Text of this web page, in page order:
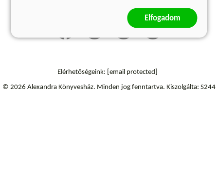
Elérhetőségeink: [email protected]
© 2026 Alexandra Könyvesház. Minden jog fenntartva. Kiszolgálta: S244
Elfogadom